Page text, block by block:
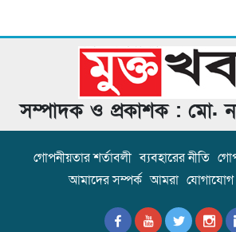
সম্পাদক ও প্রকাশক : মো.
গোপনীয়তার শর্তাবলী ব্যবহারের নীতি
আমাদের সম্পর্ক আমরা যোগাযোগ